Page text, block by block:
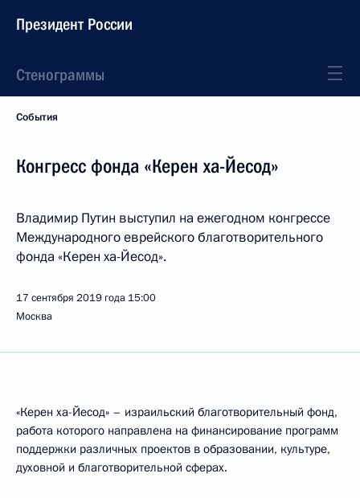
Президент России
Стенограммы
События
Конгресс фонда «Керен ха-Йесод»
Владимир Путин выступил на ежегодном конгрессе
Международного еврейского благотворительного
фонда «Керен ха-Йесод».
17 сентября 2019 года 15:00
Москва
«Керен ха-Йесод» – израильский благотворительный фонд,
работа которого направлена на финансирование программ
поддержки различных проектов в образовании, культуре,
духовной и благотворительной сферах.